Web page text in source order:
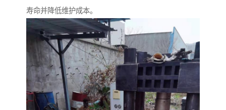
寿命并降低维护成本。